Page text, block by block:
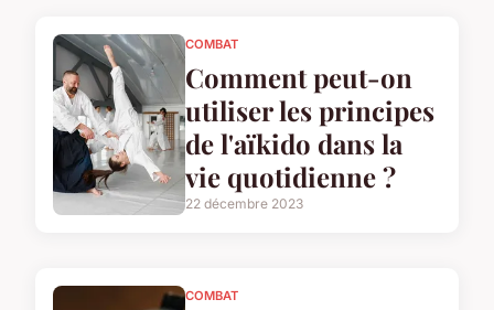
COMBAT
Comment peut-on
utiliser les principes
de l'aïkido dans la
vie quotidienne ?
22 décembre 2023
COMBAT